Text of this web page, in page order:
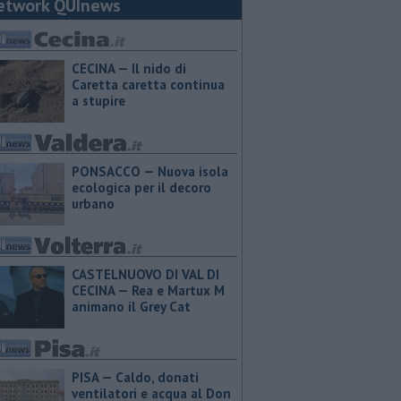
QUInews
CECINA — Il nido di
Caretta caretta continua
a stupire
PONSACCO — Nuova isola
ecologica per il decoro
urbano
CASTELNUOVO DI VAL DI
CECINA — Rea e Martux M
animano il Grey Cat
PISA — Caldo, donati
ventilatori e acqua al Don